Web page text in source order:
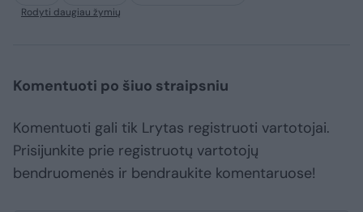
Rodyti daugiau žymių
Komentuoti po šiuo straipsniu
Komentuoti gali tik Lrytas registruoti vartotojai.
Prisijunkite prie registruotų vartotojų
bendruomenės ir bendraukite komentaruose!